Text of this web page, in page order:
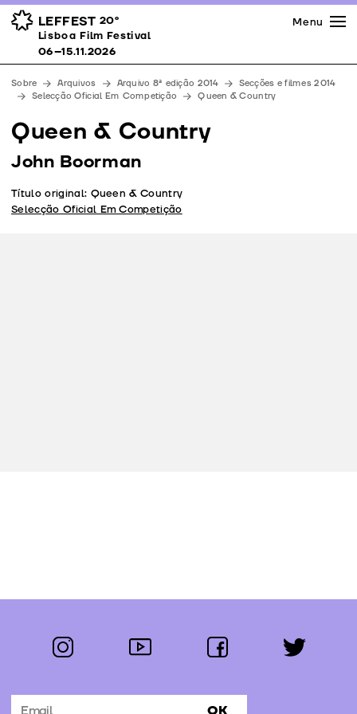
LEFFEST 20º
Lisboa Film Festival 06–15.11.2026
Prémios
Espaços
Apoios
Equipa
Downloads
Contactos
Menu
Lisboa Film Festival
06–15.11.2026
Sobre Arquivos Arquivo 8ª edição 2014
Secções e filmes 2014
Selecção Oficial Em Competição
Queen & Country
Queen & Country
John Boorman
Título original: Queen & Country
Selecção Oficial Em Competição
Segue-nos:
instagram youtube facebook twitter